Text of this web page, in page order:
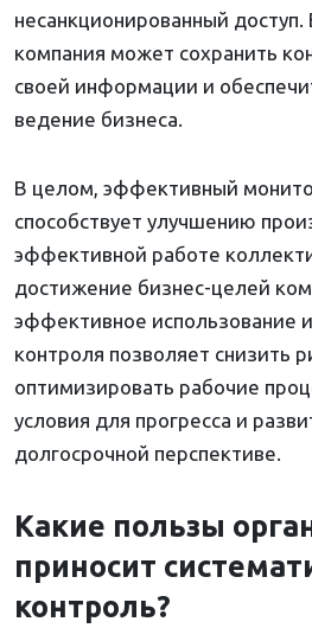
несанкционированный доступ.
компания может сохранить
своей информации и
ведение бизнеса.
В целом, эффективный
способствует улучшению
эффективной работе
достижение бизнес-целей
эффективное использование
контроля позволяет снизить
оптимизировать рабочие
условия для прогресса и
долгосрочной перспективе.
Какие пользы
приносит
контроль?